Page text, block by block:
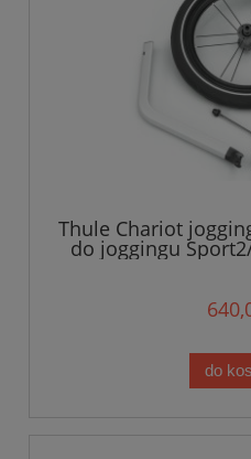
Thule Chariot
do joggingu
do